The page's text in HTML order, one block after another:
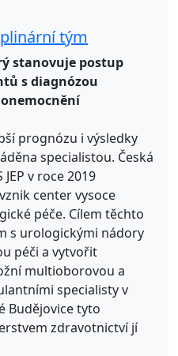
tým
stanovuje postup
s diagnózou
prognózu i výsledky
specialistou. Česká
v roce 2019
center vysoce
péče. Cílem těchto
s urologickými nádory
péči a vytvořit
multioborovou a
specialisty v
Budějovice tyto
zdravotnictví jí